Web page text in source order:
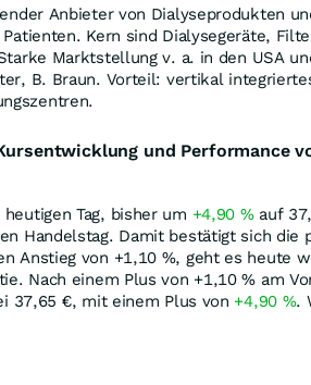
Anbieter von Dialyseprodukten
Kern sind Dialysegeräte,
Marktstellung v. a. in den USA
B. Braun. Vorteil: vertikal
und Performance
Tag, bisher um +4,90 %auf
Handelstag. Damit bestätigt sich die
Anstieg von +1,10 %, geht es heute
Nach einem Plus von +1,10% am
37,65 €, mit einem Plus von +4,90 %.